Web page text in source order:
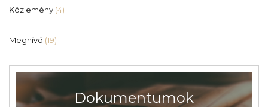
Közlemény (4)
Meghívó (19)
Dokumentumok